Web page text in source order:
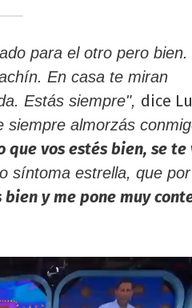
para el otro pero bien.
En casa te miran
Estás siempre", dice
siempre almorzás
que vos estés bien, se te
síntoma estrella, que
bien y me pone muy